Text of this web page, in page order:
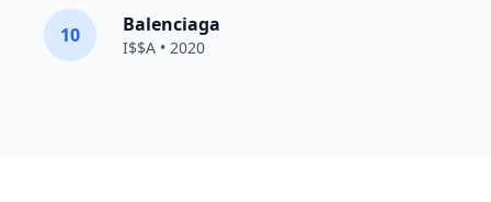
10 Balenciaga
I$$A • 2020